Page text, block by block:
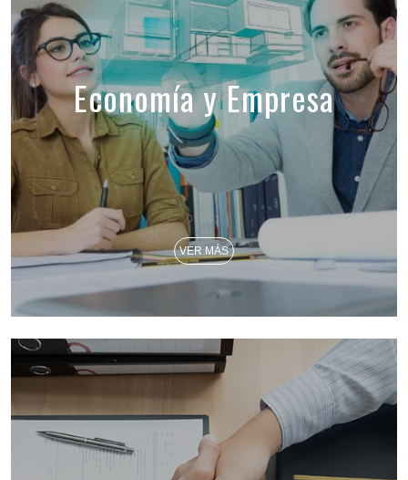
Economía y Empresa
VER MÁS